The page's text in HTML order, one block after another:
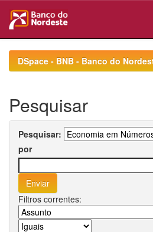
navigationDSpace - BNB - Banco do
Pesquisar
Pesquisar:
por
Filtros correntes: